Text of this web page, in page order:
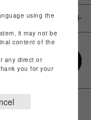
using the
it may not be
content of the
any direct or
you for your